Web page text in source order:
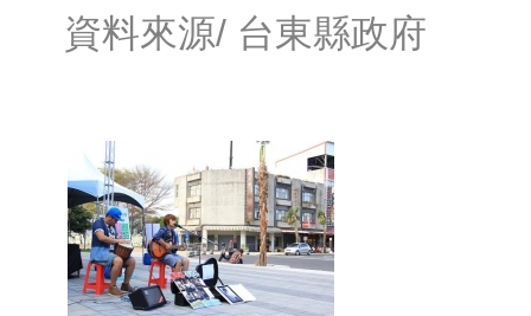
資料來源/ 台東縣政府